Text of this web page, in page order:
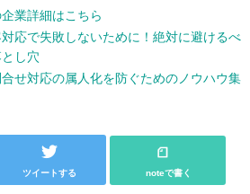
業詳細はこちら
対応で失敗しないために！絶対に避けるべ
し穴
合せ対応の属人化を防ぐためのノウハウ集
ツイートする noteで書く